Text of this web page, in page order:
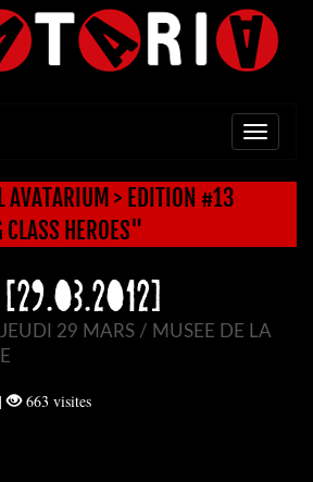
AVATARIUM > EDITION #13
HEROES"
29 MARS / MUSEE DE LA
| 663 visites